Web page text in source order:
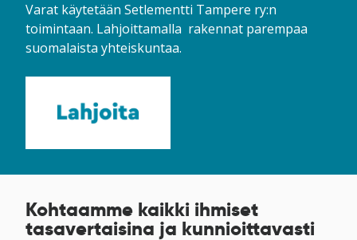
Varat käytetään Setlementti Tampere ry:n
toimintaan. Lahjoittamalla rakennat parempaa
suomalaista yhteiskuntaa.
Kohtaamme kaikki ihmiset
tasavertaisina ja kunnioittavasti